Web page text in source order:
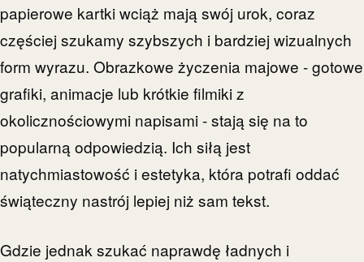
papierowe kartki wciąż mają swój urok, coraz
częściej szukamy szybszych i bardziej wizualnych
form wyrazu. Obrazkowe życzenia majowe - gotowe
grafiki, animacje lub krótkie filmiki z
okolicznościowymi napisami - stają się na to
popularną odpowiedzią. Ich siłą jest
natychmiastowość i estetyka, która potrafi oddać
świąteczny nastrój lepiej niż sam tekst.
Gdzie jednak szukać naprawdę ładnych i